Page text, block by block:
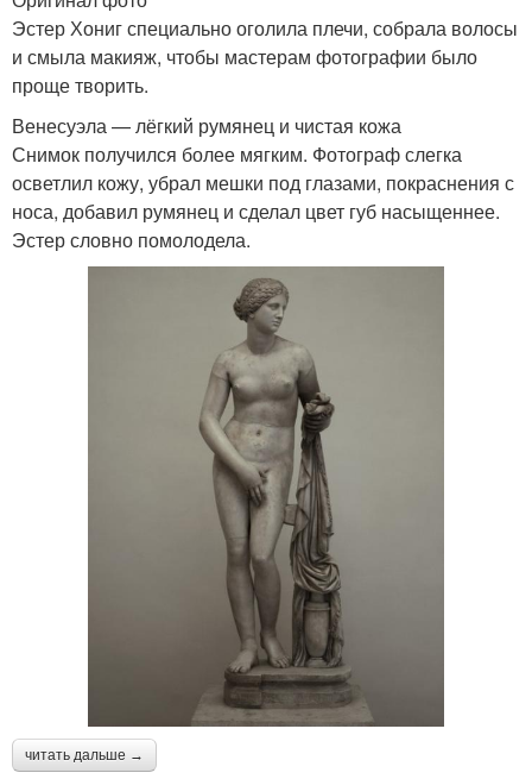
Эстер Хониг специально оголила плечи, собрала волосы
и смыла макияж, чтобы мастерам фотографии было
проще творить.
Венесуэла — лёгкий румянец и чистая кожа
Снимок получился более мягким. Фотограф слегка
осветлил кожу, убрал мешки под глазами, покраснения с
носа, добавил румянец и сделал цвет губ насыщеннее.
Эстер словно помолодела.
читать дальше →